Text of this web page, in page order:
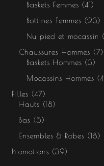
Baskets Femmes
41
Bottines Femmes
23
Nu pied et mocassin
Chaussures Hommes
7
Baskets Hommes
3
Mocassins Hommes
4
Filles
47
Hauts
18
Bas
5
Ensembles & Robes
18
Promotions
39